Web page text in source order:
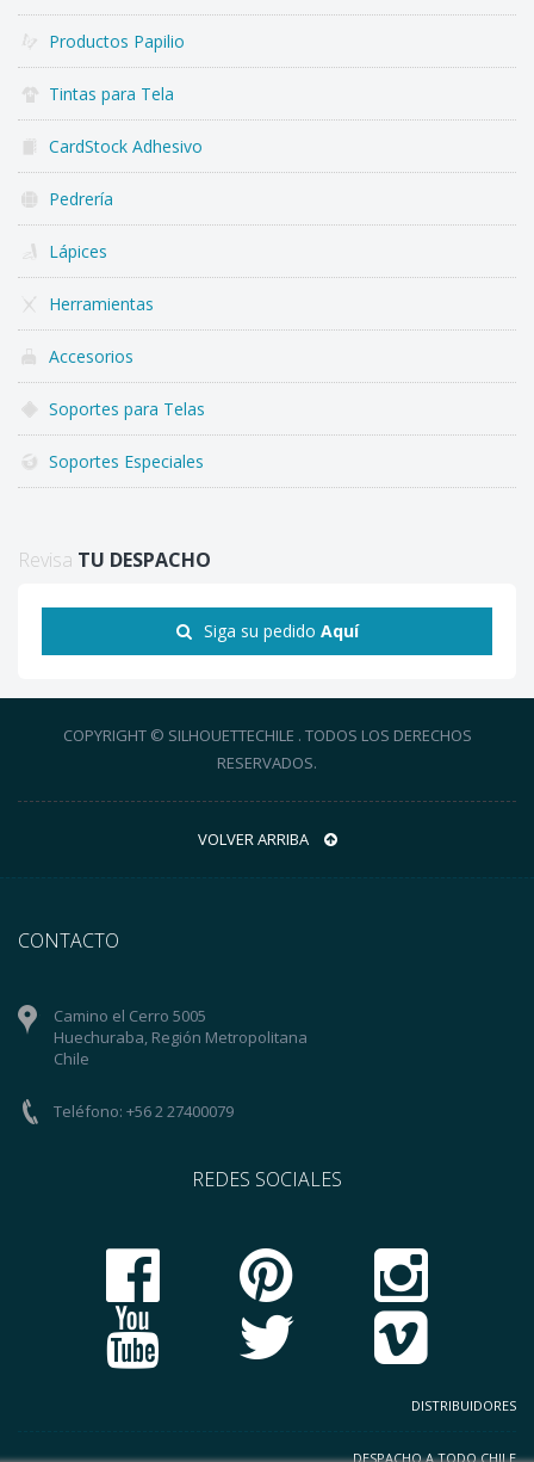
Productos Papilio
Tintas para Tela
CardStock Adhesivo
Pedrería
Lápices
Herramientas
Accesorios
Soportes para Telas
Soportes Especiales
Revisa TU DESPACHO
Siga su pedido Aquí
COPYRIGHT © SILHOUETTECHILE . TODOS LOS DERECHOS
RESERVADOS.
VOLVER ARRIBA
CONTACTO
Camino el Cerro 5005
Huechuraba, Región Metropolitana
Chile
Teléfono: +56 2 27400079
REDES SOCIALES
DISTRIBUIDORES
DESPACHO A TODO CHILE